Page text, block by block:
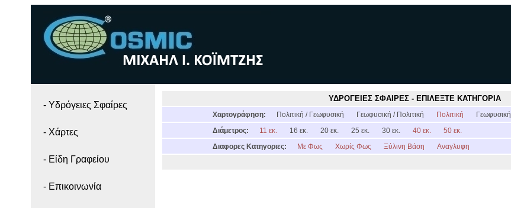
- Yδρόγειες Σφαίρες
- Χάρτες
- Είδη Γραφείου
- Επικοινωνία
ΥΔΡΟΓΕΙΕΣ ΣΦΑΙΡΕΣ - ΕΠΙΛΕΞΤΕ ΚΑΤΗΓΟΡΙΑ
Χαρτογράφηση: Πολιτική / Γεωφυσική Γεωφυσική / Πολιτική Πολιτική Γεωφυσική
Διάμετρος:
11 εκ. 16 εκ. 20 εκ. 25 εκ. 30 εκ. 40 εκ.
50 εκ.
Διαφορες Κατηγοριες:
Με Φως Χωρίς Φως Ξύλινη Βάση Αναγλυφη